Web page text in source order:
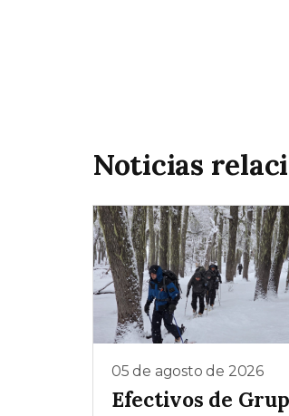
Noticias
05 de agosto de 2026
Efectivos de